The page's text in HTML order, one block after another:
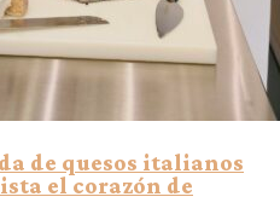
de quesos italianos
el corazón de